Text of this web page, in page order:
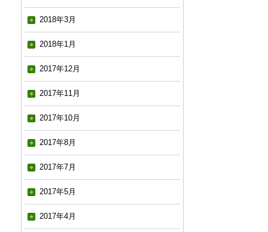
2018年3月
2018年1月
2017年12月
2017年11月
2017年10月
2017年8月
2017年7月
2017年5月
2017年4月